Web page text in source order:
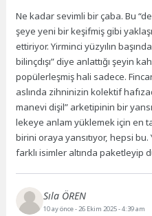
Ne kadar sevimli bir çaba. Bu
şeye yeni bir keşifmiş gibi
ettiriyor. Yirminci yüzyılın
bilinçdışı” diye anlattığı şeyin
popülerleşmiş hali sadece.
aslında zihninizin kolektif
manevi dişil” arketipinin bir
lekeye anlam yüklemek için en
birini oraya yansıtıyor, hepsi bu.
farklı isimler altında paketleyip
Sıla ÖREN
10 ay önce- 26 Ekim 2025 - 4:39 am